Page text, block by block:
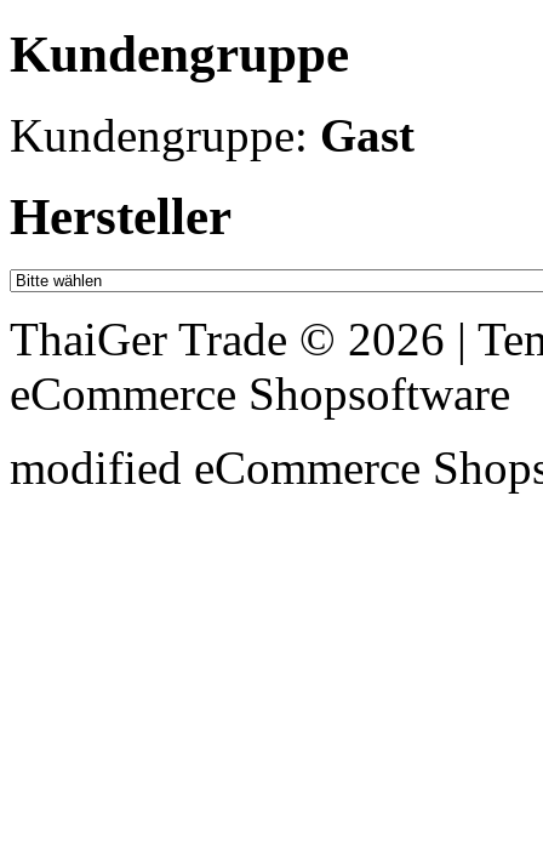
Kundengruppe
Kundengruppe: Gast
Hersteller
ThaiGer Trade © 2026 |
eCommerce Shopsoftware
modified eCommerce